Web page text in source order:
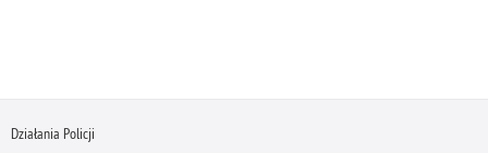
Działania Policji